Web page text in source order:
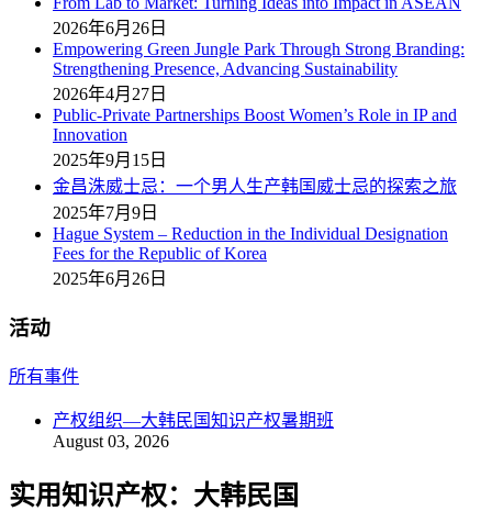
2026年6月26日
Empowering Green Jungle Park Through Strong Branding:
Strengthening Presence, Advancing Sustainability
2026年4月27日
Public-Private Partnerships Boost Women’s Role in IP and
Innovation
2025年9月15日
金昌洙威士忌：一个男人生产韩国威士忌的探索之旅
2025年7月9日
Hague System – Reduction in the Individual Designation
Fees for the Republic of Korea
2025年6月26日
活动
所有事件
产权组织—大韩民国知识产权暑期班
August 03, 2026
实用知识产权：大韩民国